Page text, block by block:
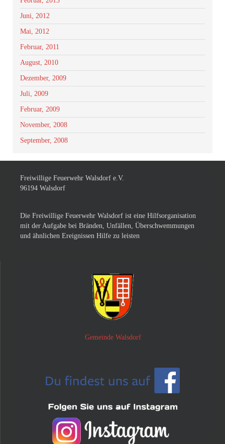
Juni, 2012
Mai, 2012
Februar, 2011
August, 2010
Dezember, 2009
Juli, 2009
Februar, 2009
November, 2008
September, 2008
Freiwillige Feuerwehr Walsdorf e.V.
96194 Walsdorf
Die Freiwillige Feuerwehr Walsdorf ist eine Hilfsorganisation
mit der Aufgabe bei Bränden, Unfällen, Überschwemmungen
und ähnlichen Ereignissen Hilfe zu leisten
Gemeinde Walsdorf